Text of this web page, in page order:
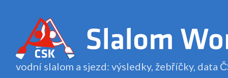
vodní slalom a sjezd: výsledky, žebříčky, data